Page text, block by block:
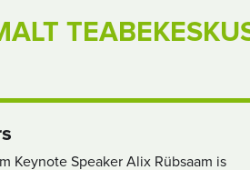
Keynote Speaker Alix Rübsaam is